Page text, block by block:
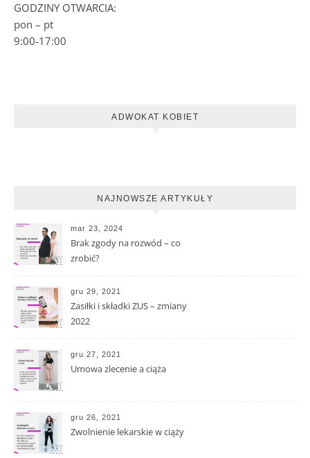
GODZINY OTWARCIA:
pon – pt
9:00-17:00
ADWOKAT KOBIET
NAJNOWSZE ARTYKUŁY
mar 23, 2024
Brak zgody na rozwód – co
zrobić?
gru 29, 2021
Zasiłki i składki ZUS – zmiany
2022
gru 27, 2021
Umowa zlecenie a ciąża
gru 26, 2021
Zwolnienie lekarskie w ciąży